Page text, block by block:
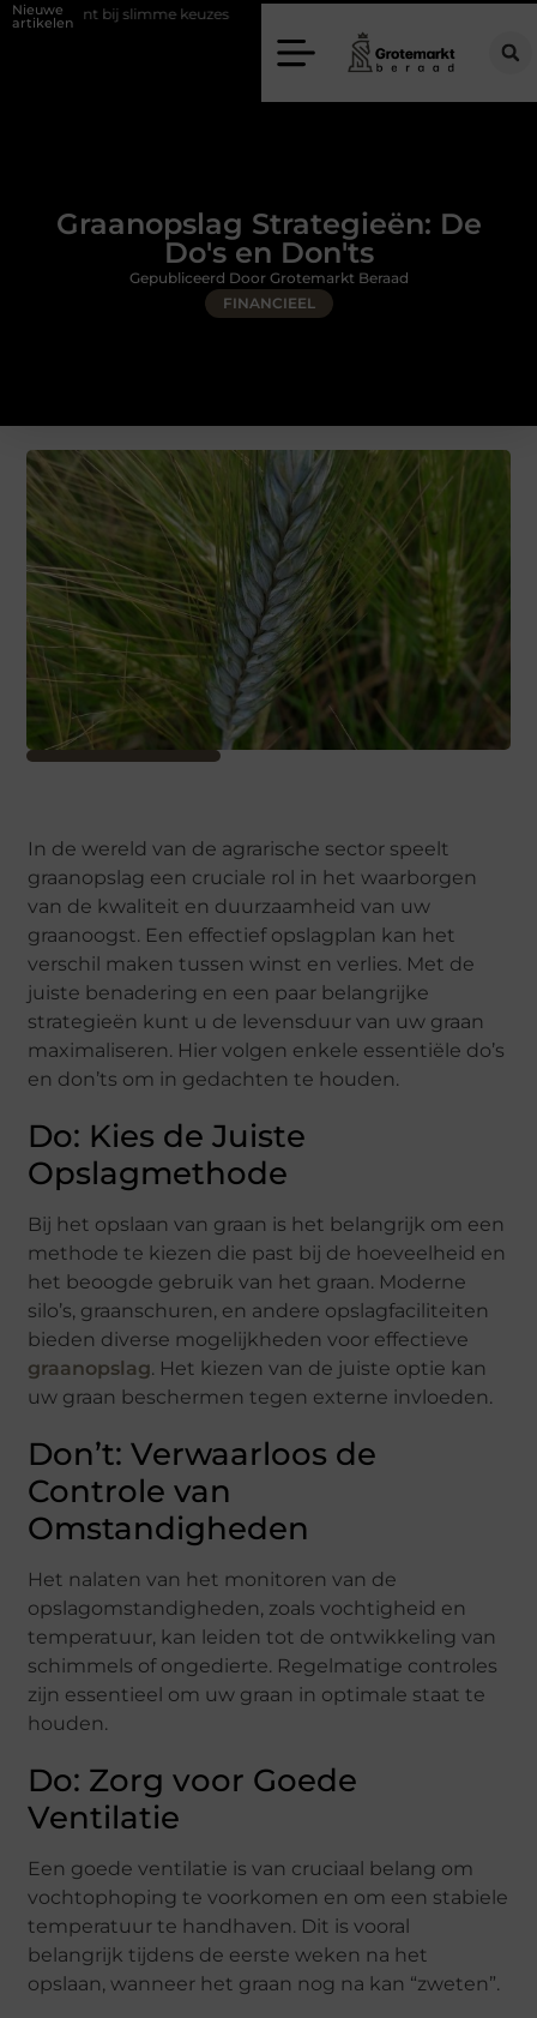
Nieuwe
artikelen
keuzes Waarom kiezen voor een rijschool in Utrecht?
Graanopslag Strategieën: De
Do's en Don'ts
FINANCIEEL
Gepubliceerd Door Grotemarkt Beraad
In de wereld van de agrarische sector speelt
graanopslag een cruciale rol in het waarborgen
van de kwaliteit en duurzaamheid van uw
graanoogst. Een effectief opslagplan kan het
verschil maken tussen winst en verlies. Met de
juiste benadering en een paar belangrijke
strategieën kunt u de levensduur van uw graan
maximaliseren. Hier volgen enkele essentiële do’s
en don’ts om in gedachten te houden.
Do: Kies de Juiste
Opslagmethode
Bij het opslaan van graan is het belangrijk om een
methode te kiezen die past bij de hoeveelheid en
het beoogde gebruik van het graan. Moderne
silo’s, graanschuren, en andere opslagfaciliteiten
bieden diverse mogelijkheden voor effectieve
graanopslag. Het kiezen van de juiste optie kan
uw graan beschermen tegen externe invloeden.
Don’t: Verwaarloos de
Controle van
Omstandigheden
Het nalaten van het monitoren van de
opslagomstandigheden, zoals vochtigheid en
temperatuur, kan leiden tot de ontwikkeling van
schimmels of ongedierte. Regelmatige controles
zijn essentieel om uw graan in optimale staat te
houden.
Do: Zorg voor Goede
Ventilatie
Een goede ventilatie is van cruciaal belang om
vochtophoping te voorkomen en om een stabiele
temperatuur te handhaven. Dit is vooral
belangrijk tijdens de eerste weken na het
opslaan, wanneer het graan nog na kan “zweten”.